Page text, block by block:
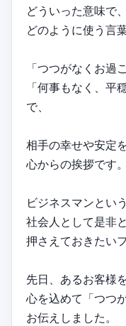
どういった意味で、
どのように使う言
「つつがなくお過
「何事もなく、平
で、
相手の幸せや安定
心からの挨拶です。
ビジネスマンとい
社会人として是非
押さえておきたい
先日、あるお客様
心を込めて「つつ
お伝えしました。